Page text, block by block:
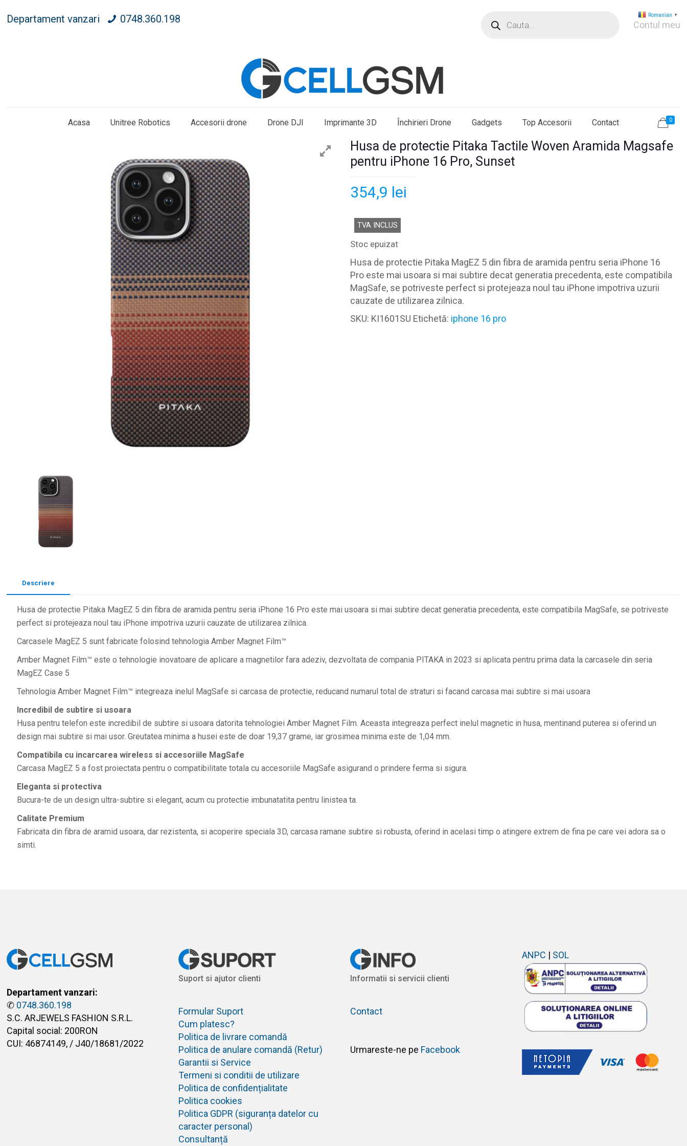
Departament vanzari 0748.360.198
search
Contul meu
Acasa Unitree Robotics Accesorii drone Drone DJI Imprimante 3D Închirieri Drone Gadgets Top Accesorii Contact 0
Husa de protectie Pitaka Tactile Woven Aramida Magsafe
pentru iPhone 16 Pro, Sunset
354,9 lei
TVA INCLUS
Stoc epuizat
Husa de protectie Pitaka MagEZ 5 din fibra de aramida pentru seria iPhone 16
Pro este mai usoara si mai subtire decat generatia precedenta, este compatibila
MagSafe, se potriveste perfect si protejeaza noul tau iPhone impotriva uzurii
cauzate de utilizarea zilnica.
SKU: KI1601SU Etichetă: iphone 16 pro
Descriere
Husa de protectie Pitaka MagEZ 5 din fibra de aramida pentru seria iPhone 16 Pro este mai usoara si mai subtire decat generatia precedenta, este compatibila MagSafe, se potriveste
perfect si protejeaza noul tau iPhone impotriva uzurii cauzate de utilizarea zilnica.
Carcasele MagEZ 5 sunt fabricate folosind tehnologia Amber Magnet Film™
Amber Magnet Film™ este o tehnologie inovatoare de aplicare a magnetilor fara adeziv, dezvoltata de compania PITAKA in 2023 si aplicata pentru prima data la carcasele din seria
MagEZ Case 5
Tehnologia Amber Magnet Film™ integreaza inelul MagSafe si carcasa de protectie, reducand numarul total de straturi si facand carcasa mai subtire si mai usoara
Incredibil de subtire si usoara
Husa pentru telefon este incredibil de subtire si usoara datorita tehnologiei Amber Magnet Film. Aceasta integreaza perfect inelul magnetic in husa, mentinand puterea si oferind un
design mai subtire si mai usor. Greutatea minima a husei este de doar 19,37 grame, iar grosimea minima este de 1,04 mm.
Compatibila cu incarcarea wireless si accesoriile MagSafe
Carcasa MagEZ 5 a fost proiectata pentru o compatibilitate totala cu accesoriile MagSafe asigurand o prindere ferma si sigura.
Eleganta si protectiva
Bucura-te de un design ultra-subtire si elegant, acum cu protectie imbunatatita pentru linistea ta.
Calitate Premium
Fabricata din fibra de aramid usoara, dar rezistenta, si acoperire speciala 3D, carcasa ramane subtire si robusta, oferind in acelasi timp o atingere extrem de fina pe care vei adora sa o
simti.
Departament vanzari:
✆ 0748.360.198
S.C. ARJEWELS FASHION S.R.L.
Capital social: 200RON
CUI: 46874149, / J40/18681/2022
Suport si ajutor clienti
Formular Suport
Cum platesc?
Politica de livrare comandă
Politica de anulare comandă (Retur)
Garantii si Service
Termeni si conditii de utilizare
Politica de confidențialitate
Politica cookies
Politica GDPR (siguranța datelor cu
caracter personal)
Consultanță
Informatii si servicii clienti
Contact
Urmareste-ne pe Facebook
ANPC | SOL
Romanian ▼